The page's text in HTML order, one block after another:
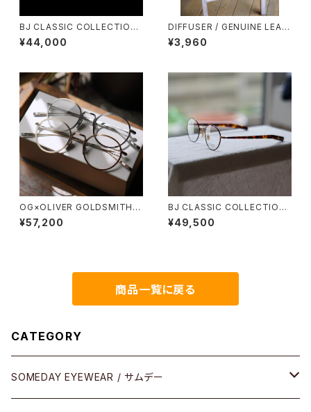
BJ CLASSIC COLLECTION
COM-510NNT BJクラシック
48
¥44,000
DIFFUSER / GENUINE LEAT
HER GLASS CODE メガネチェ
ーン グラスコード 革
¥3,960
OG×OLIVER GOLDSMITH /
オージーバイオリバーゴールド
スミス OLIVER Ⅱ -T 2026ss
¥57,200
BJ CLASSIC COLLECTION
PREM-114S FPT BJクラシッ
ク 2025AW
¥49,500
商品一覧に戻る
CATEGORY
SOMEDAY EYEWEAR / サムデー